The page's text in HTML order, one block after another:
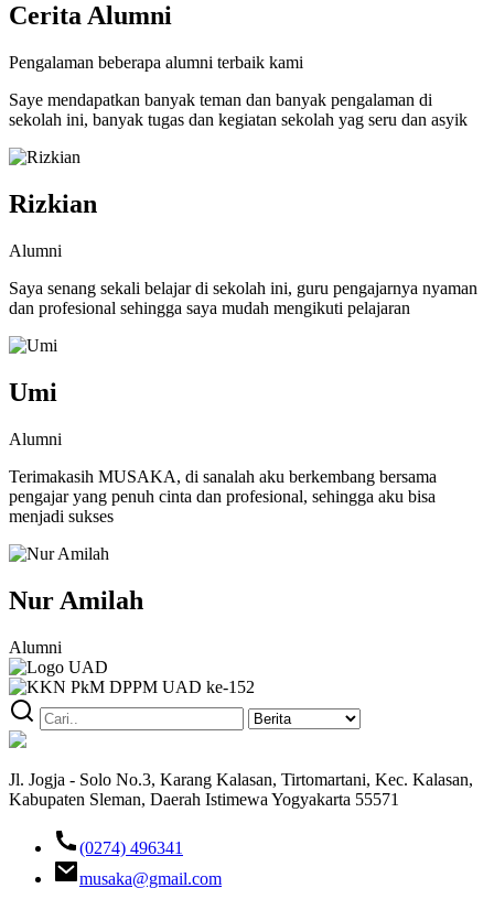
CeritaAlumni
Pengalaman beberapa alumni terbaik kami
Saye mendapatkan banyak teman dan banyak pengalaman di
sekolah ini, banyak tugas dan kegiatan sekolah yag seru dan asyik
Rizkian
Alumni
Saya senang sekali belajar di sekolah ini, guru pengajarnya nyaman
dan profesional sehingga saya mudah mengikuti pelajaran
Umi
Alumni
Terimakasih MUSAKA, di sanalah aku berkembang bersama
pengajar yang penuh cinta dan profesional, sehingga aku bisa
menjadi sukses
Nur Amilah
Alumni
Jl. Jogja - Solo No.3, Karang Kalasan, Tirtomartani, Kec. Kalasan,
Kabupaten Sleman, Daerah Istimewa Yogyakarta 55571
(0274) 496341
musaka@gmail.com